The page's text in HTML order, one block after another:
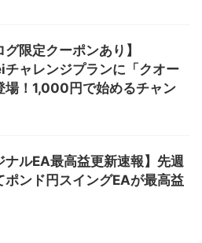
グ限定クーポンあり】
ャレンジプランに「クオー
場！1,000円で始めるチャン
ナルEA最高益更新速報】先週
ポンド円スイングEAが最高益